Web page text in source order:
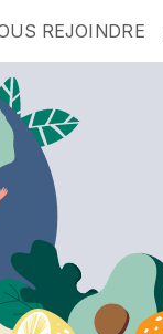
REJOINDRE